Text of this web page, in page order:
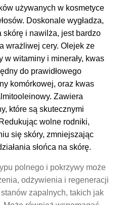
używanych w kosmetyce
Doskonale wygładza,
skórę i nawilża, jest bardzo
wrażliwej cery. Olejek ze
w witaminy i minerały, kwas
do prawidłowego
komórkowej, oraz kwas
Zawiera
które są skutecznymi
wolne rodniki,
się skóry, zmniejszając
słońca na skórę.
polnego i pokrzywy może
odżywienia i regeneracji
zapalnych, takich jak